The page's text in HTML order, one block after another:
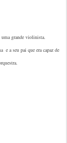
grande violinista.
e a seu pai que era capaz de